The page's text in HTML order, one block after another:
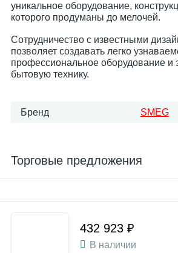
уникальное оборудование,
которого продуманы до мелочей.
Сотрудничество с известными
позволяет создавать легко
профессиональное оборудование и
бытовую технику.
Бренд SMEG
Торговые предложения
432 923 ₽
В наличии